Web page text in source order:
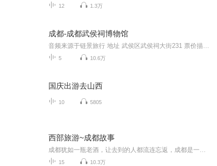
12 1.3万
成都-成都武侯祠博物馆
5 10.6万
国庆出游去山西
10 5805
西部旅游~成都故事
15 10.3万